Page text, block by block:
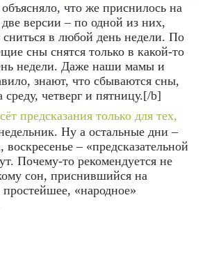
что же приснилось на
версии – по одной из них,
в любой день недели. По
сны снятся только в какой-то
недели. Даже наши мамы и
знают, что сбываются сны,
четверг и пятницу.[/b]
предсказания только для тех,
Ну а остальные дни –
воскресенье – «предсказательной
Почему-то рекомендуется не
сон, приснившийся на
«народное»